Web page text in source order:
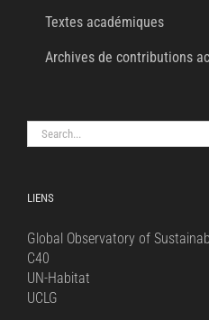
Textes académiques
Archives de contributions
Search
for:
LIENS
Global Observatory of
C40
UN-Habitat
UCLG